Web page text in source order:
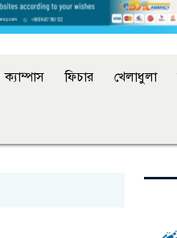
ক্যাম্পাস ফিচার খেলাধুলা